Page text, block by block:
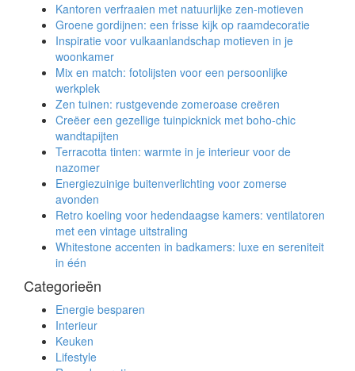
Kantoren verfraaien met natuurlijke zen-motieven
Groene gordijnen: een frisse kijk op raamdecoratie
Inspiratie voor vulkaanlandschap motieven in je
woonkamer
Mix en match: fotolijsten voor een persoonlijke
werkplek
Zen tuinen: rustgevende zomeroase creëren
Creëer een gezellige tuinpicknick met boho-chic
wandtapijten
Terracotta tinten: warmte in je interieur voor de
nazomer
Energiezuinige buitenverlichting voor zomerse
avonden
Retro koeling voor hedendaagse kamers: ventilatoren
met een vintage uitstraling
Whitestone accenten in badkamers: luxe en sereniteit
in één
Categorieën
Energie besparen
Interieur
Keuken
Lifestyle